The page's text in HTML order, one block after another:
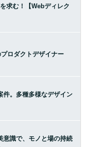
求む！【Webディレク
ロダクトデザイナー
件。多種多様なデザイン
意識で、モノと場の持続